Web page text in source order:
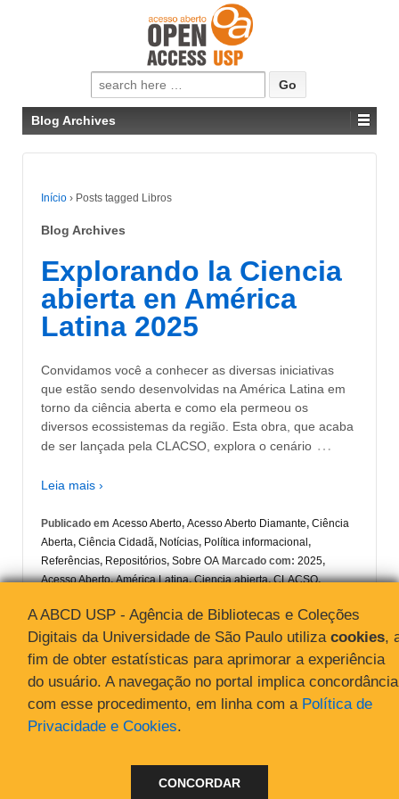
Pesquisar
por:
Blog Archives
Início › Posts tagged Libros
Blog Archives
Explorando la Ciencia
abierta en América
Latina 2025
Convidamos você a conhecer as diversas iniciativas
que estão sendo desenvolvidas na América Latina em
torno da ciência aberta e como ela permeou os
diversos ecossistemas da região. Esta obra, que acaba
de ser lançada pela CLACSO, explora o cenário …
Leia mais ›
Publicado em Acesso Aberto, Acesso Aberto Diamante, Ciência
Aberta, Ciência Cidadã, Notícias, Política informacional ,
Referências, Repositórios, Sobre OA Marcado com: 2025,
Acesso Aberto,América Latina,Ciencia abierta,CLACSO,
Libros,livro,Open Science
A ABCD USP - Agência de Bibliotecas e Coleções
Digitais da Universidade de São Paulo utiliza cookies,
fim de obter estatísticas para aprimorar a experiência
do usuário. A navegação no portal implica concordância
com esse procedimento, em linha com a Política de
Privacidade e Cookies.
CONCORDAR